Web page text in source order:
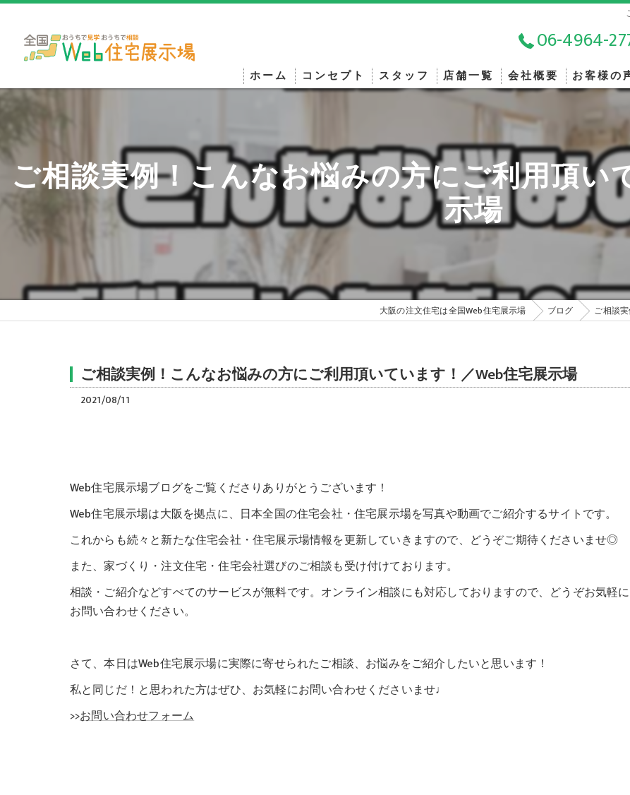
06-4964-
ホーム コンセプト スタッフ 店舗一覧 会社概要 お客様の
ご相談実例！こんなお悩みの方にご利用頂い
示場
大阪の注文住宅は全国Web住宅展示場 ブログ ご相談
ご相談実例！こんなお悩みの方にご利用頂いています！／Web住宅展示場
2021/08/11
Web住宅展示場ブログをご覧くださりありがとうございます！
Web住宅展示場は大阪を拠点に、日本全国の住宅会社・住宅展示場を写真や動画でご紹介するサイトです。
これからも続々と新たな住宅会社・住宅展示場情報を更新していきますので、どうぞご期待くださいませ◎
また、家づくり・注文住宅・住宅会社選びのご相談も受け付けております。
相談・ご紹介などすべてのサービスが無料です。オンライン相談にも対応しておりますので、どうぞお気軽に
お問い合わせください。
さて、本日はWeb住宅展示場に実際に寄せられたご相談、お悩みをご紹介したいと思います！
私と同じだ！と思われた方はぜひ、お気軽にお問い合わせくださいませ♩
>>お問い合わせフォーム